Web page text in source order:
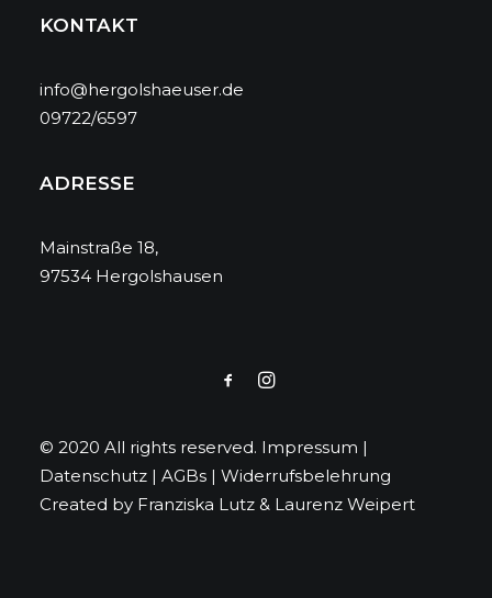
KONTAKT
info@hergolshaeuser.de
09722/6597
ADRESSE
Mainstraße 18,
97534 Hergolshausen
© 2020 All rights reserved. Impressum |
Datenschutz | AGBs | Widerrufsbelehrung
Created by Franziska Lutz & Laurenz Weipert